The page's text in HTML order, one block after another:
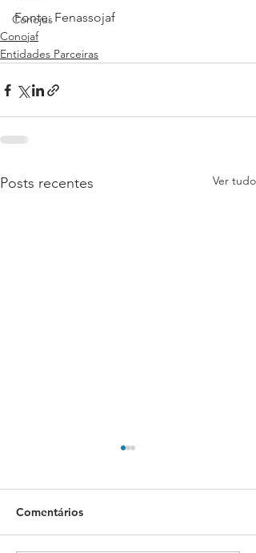
Conojus
Fonte: Fenassojaf
Conojaf
Entidades Parceiras
Posts recentes Ver tudo
Comentários